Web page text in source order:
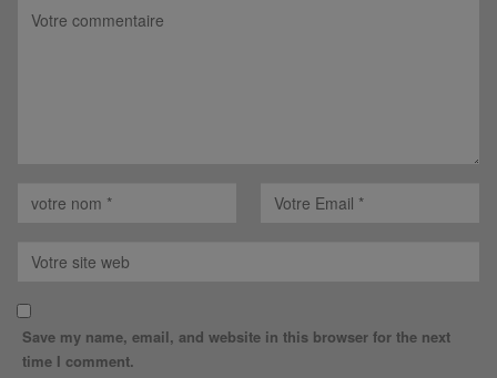
Save my name, email, and website in this browser for the next
time I comment.